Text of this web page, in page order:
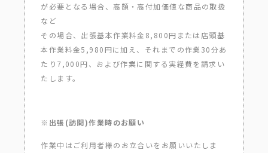
が必要となる場合、高額・高付加価値な商品の取扱
など
その場合、出張基本作業料金8,800円または店頭基
本作業料金5,980円に加え、それまでの作業30分あ
たり7,000円、および作業に関する実経費を請求い
たします。
※出張(訪問)作業時のお願い
作業中はご利用者様のお立合いをお願いいたしま